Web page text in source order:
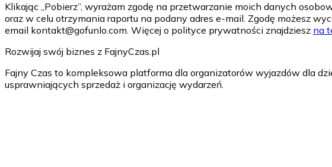
Klikając ,,Pobierz”, wyrażam zgodę na przetwarzanie moich danych
oraz w celu otrzymania raportu na podany adres e-mail. Zgodę możesz
email kontakt@gofunlo.com. Więcej o polityce prywatności znajdziesz na
Rozwijaj swój biznes z FajnyCzas.pl
Fajny Czas to kompleksowa platforma dla organizatorów wyjazdów dla
usprawniających sprzedaż i organizację wydarzeń.